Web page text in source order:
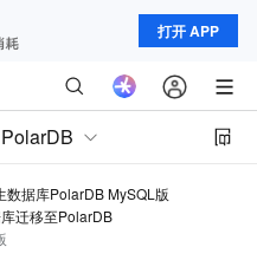
打开 APP
数据库PolarDB MySQL版
迁移至PolarDB